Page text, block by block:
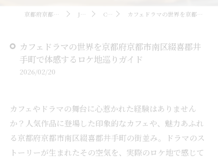
京都府京都駅周辺のカフェならOMOFU JOURNAL COLUMN カフェドラマの世界を京都府京都市南区綴喜郡井手町で体感するロケ地巡りガイド
カフェドラマの世界を京都府京都市南区綴喜郡井
手町で体感するロケ地巡りガイド
2026/02/20
カフェやドラマの舞台に心惹かれた経験はありません
か？人気作品に登場した印象的なカフェや、魅力あふれ
る京都府京都市南区綴喜郡井手町の街並み。ドラマのス
トーリーが生まれたその空気を、実際のロケ地で感じて